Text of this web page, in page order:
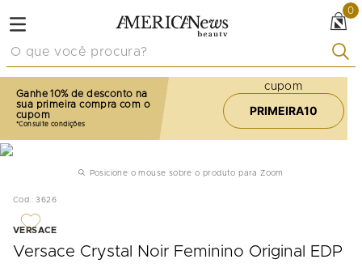
0
Ganhe 10% de desconto na
sua primeira compra com o
cupom
cupom
PRIMEIRA10
Posicione o mouse sobre o produto para Zoom
Cod. :3626
VERSACE
Versace Crystal Noir Feminino Original EDP